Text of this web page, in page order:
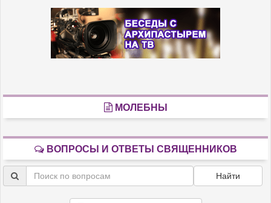
МОЛЕБНЫ
ВОПРОСЫ И ОТВЕТЫ СВЯЩЕННИКОВ
Найти